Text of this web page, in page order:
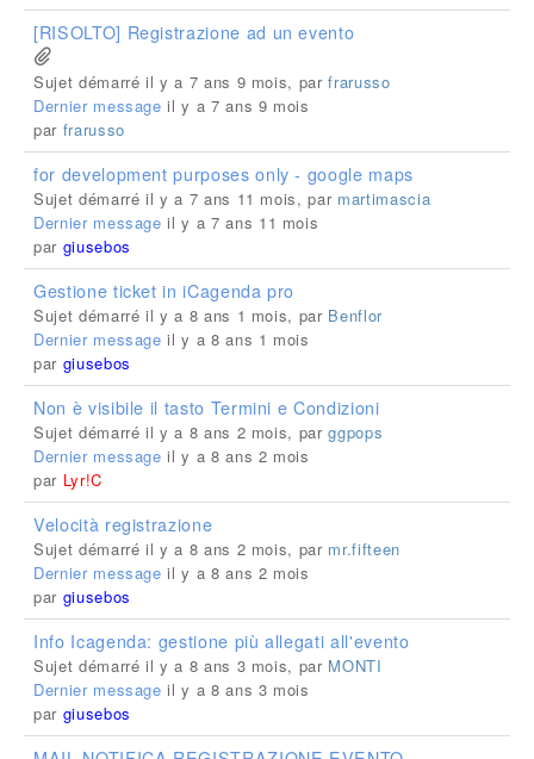
[RISOLTO] Registrazione ad un evento
Sujet démarré il y a 7 ans 9 mois, parfrarusso
Dernier message il y a 7 ans 9 mois
par frarusso
for development purposes only - google maps
Sujet démarré il y a 7 ans 11 mois, par martimascia
Dernier message il y a 7 ans 11 mois
par giusebos
Gestione ticket in iCagenda pro
Sujet démarré il y a 8 ans 1 mois, par Benflor
Dernier message il y a 8 ans 1 mois
par giusebos
Non è visibile il tasto Termini e Condizioni
Sujet démarré il y a 8 ans 2 mois, parggpops
Dernier message il y a 8 ans 2 mois
par Lyr!C
Velocità registrazione
Sujet démarré il y a 8 ans 2 mois, par mr.fifteen
Dernier message il y a 8 ans 2 mois
par giusebos
Info Icagenda: gestione più allegati all'evento
Sujet démarré il y a 8 ans 3 mois, par MONTI
Dernier message il y a 8 ans 3 mois
par giusebos